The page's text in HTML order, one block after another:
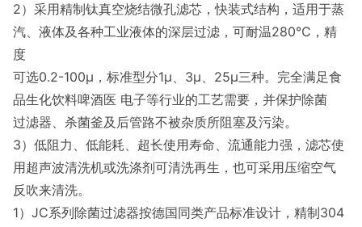
2）采用精制钛真空烧结微孔滤芯，快装式结构，适用于蒸
汽、液体及各种工业液体的深层过滤，可耐温280℃，精
度
可选0.2-100μ，标准型分1μ、3μ、25μ三种。完全满足食
品生化饮料啤酒医 电子等行业的工艺需要，并保护除菌
过滤器、杀菌釜及后管路不被杂质所阻塞及污染。
3）低阻力、低能耗、超长使用寿命、流通能力强，滤芯使
用超声波清洗机或洗涤剂可清洗再生，也可采用压缩空气
反吹来清洗。
1）JC系列除菌过滤器按德国同类产品标准设计，精制304